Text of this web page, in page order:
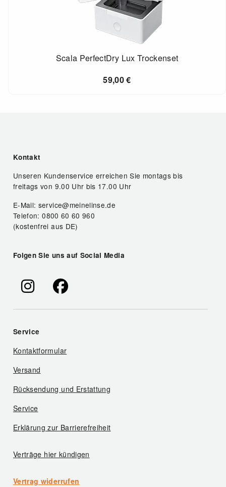
Scala PerfectDry Lux Trockenset
59,00€
Kontakt
Unseren Kundenservice erreichen Sie montags bis
freitags von 9.00 Uhr bis 17.00 Uhr
E-Mail: service@meinelinse.de
Telefon: 0800 60 60 960
(kostenfrei aus DE)
Folgen Sie uns auf Social Media
Service
Kontaktformular
Versand
Rücksendung und Erstattung
Service
Erklärung zur Barrierefreiheit
Verträge hier kündigen
Vertrag widerrufen